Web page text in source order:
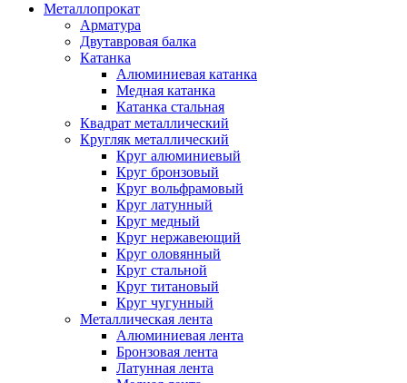
Металлопрокат
Арматура
Двутавровая балка
Катанка
Алюминиевая катанка
Медная катанка
Катанка стальная
Квадрат металлический
Кругляк металлический
Круг алюминиевый
Круг бронзовый
Круг вольфрамовый
Круг латунный
Круг медный
Круг нержавеющий
Круг оловянный
Круг стальной
Круг титановый
Круг чугунный
Металлическая лента
Алюминиевая лента
Бронзовая лента
Латунная лента